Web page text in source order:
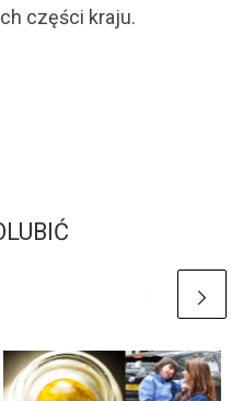
części kraju.